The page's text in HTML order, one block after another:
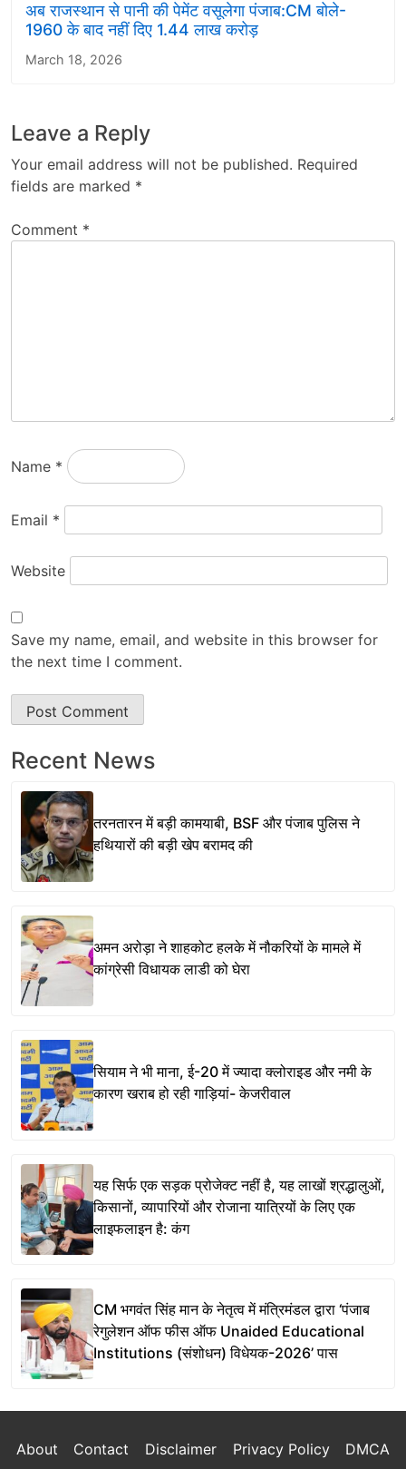
अब राजस्थान से पानी की पेमेंट वसूलेगा पंजाब:CM बोले-
1960 के बाद नहीं दिए 1.44 लाख करोड़
March 18, 2026
Leave a Reply
Your email address will not be published. Required
fields are marked *
Comment *
Name *
Email *
Website
Save my name, email, and website in this browser for
the next time I comment.
Recent News
तरनतारन में बड़ी कामयाबी, BSF और पंजाब पुलिस ने
हथियारों की बड़ी खेप बरामद की
अमन अरोड़ा ने शाहकोट हलके में नौकरियों के मामले में
कांग्रेसी विधायक लाडी को घेरा
सियाम ने भी माना, ई-20 में ज्यादा क्लोराइड और नमी के
कारण खराब हो रही गाड़ियां- केजरीवाल
यह सिर्फ एक सड़क प्रोजेक्ट नहीं है, यह लाखों श्रद्धालुओं,
किसानों, व्यापारियों और रोजाना यात्रियों के लिए एक
लाइफलाइन है: कंग
CM भगवंत सिंह मान के नेतृत्व में मंत्रिमंडल द्वारा ‘पंजाब
रेगुलेशन ऑफ फीस ऑफ Unaided Educational
Institutions (संशोधन) विधेयक-2026’ पास
About Contact Disclaimer Privacy Policy DMCA